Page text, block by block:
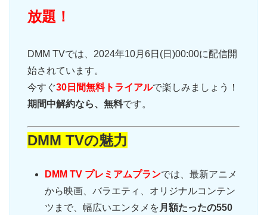
放題！
DMM TVでは、2024年10月6日(日)00:00に配信開
始されています。
今すぐ30日間無料トライアルで楽しみましょう！
期間中解約なら、無料です。
DMM TVの魅力
DMM TV プレミアムプランでは、最新アニメ
から映画、バラエティ、オリジナルコンテン
ツまで、幅広いエンタメを 月額たったの550